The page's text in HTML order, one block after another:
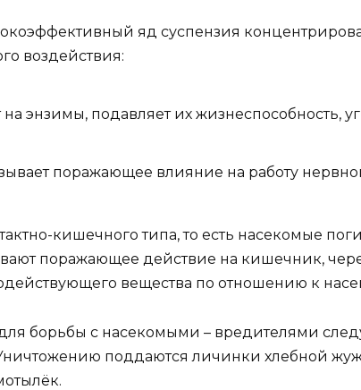
яд суспензия
воздействия:
на энзимы, подавляет их жизнеспособность,
поражающее влияние на работу
кишечного типа, то есть насекомые
поражающее действие на кишечник,
вещества по отношению к
борьбы с насекомыми – вредителями
поддаются личинки хлебной